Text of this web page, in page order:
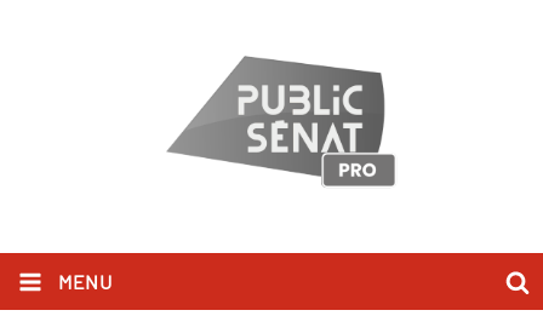
MENU
Aurélien Pradié.png